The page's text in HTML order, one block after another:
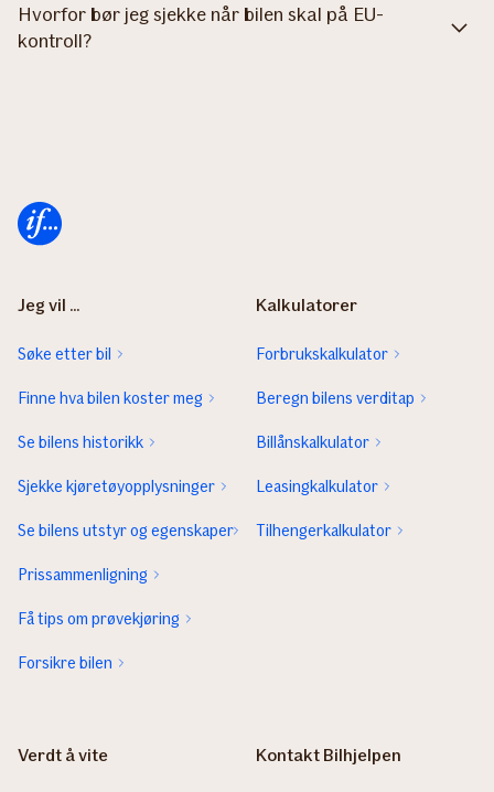
Hvorfor bør jeg sjekke når bilen skal på EU-
kontroll?
Forsiden
Jeg vil ...
Søke etter bil
Finne hva bilen koster meg
Se bilens historikk
Sjekke kjøretøyopplysninger
Se bilens utstyr og egenskaper
Prissammenligning
Få tips om prøvekjøring
Forsikre bilen
Kalkulatorer
Forbrukskalkulator
Beregn bilens verditap
Billånskalkulator
Leasingkalkulator
Tilhengerkalkulator
Verdt å vite Kontakt Bilhjelpen